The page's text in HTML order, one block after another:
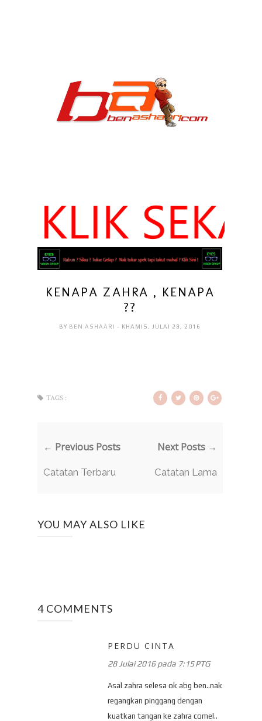
KENAPA ZAHRA , KENAPA
??
BY BEN ASHAARI- KHAMIS, JULAI 28, 2016
TAGS :
← Previous Posts
Catatan Terbaru
Next Posts →
Catatan Lama
YOU MAY ALSO LIKE
4 COMMENTS
PERDU CINTA
28 Julai 2016 pada 7:15 PTG
Asal zahra selesa ok abg ben..nak
regangkan pinggang dengan
kuatkan tangan ke zahra comel..